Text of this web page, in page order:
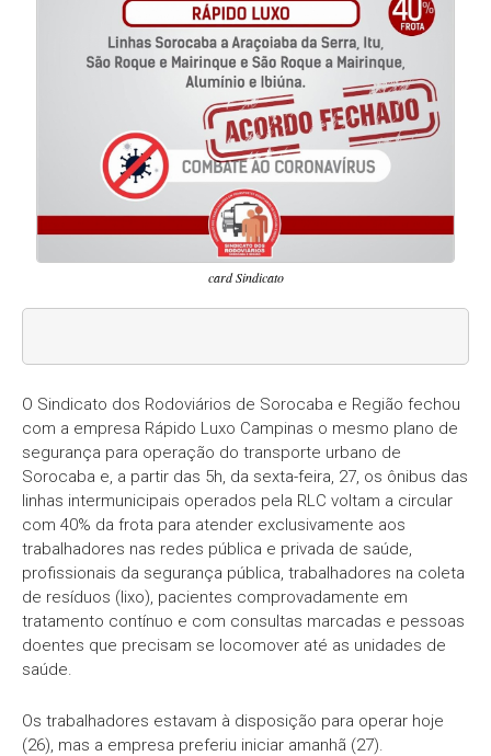
card Sindicato
O Sindicato dos Rodoviários de Sorocaba e Região fechou
com a empresa Rápido Luxo Campinas o mesmo plano de
segurança para operação do transporte urbano de
Sorocaba e, a partir das 5h, da sexta-feira, 27, os ônibus das
linhas intermunicipais operados pela RLC voltam a circular
com 40% da frota para atender exclusivamente aos
trabalhadores nas redes pública e privada de saúde,
profissionais da segurança pública, trabalhadores na coleta
de resíduos (lixo), pacientes comprovadamente em
tratamento contínuo e com consultas marcadas e pessoas
doentes que precisam se locomover até as unidades de
saúde.
Os trabalhadores estavam à disposição para operar hoje
(26), mas a empresa preferiu iniciar amanhã (27).